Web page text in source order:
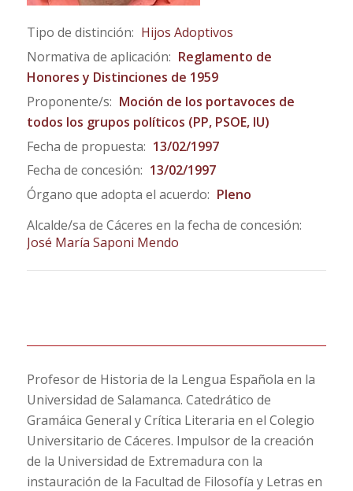
Tipo de distinción: Hijos Adoptivos
Normativa de aplicación: Reglamento de
Honores y Distinciones de 1959
Proponente/s: Moción de los portavoces de
todos los grupos políticos (PP, PSOE, IU)
Fecha de propuesta: 13/02/1997
Fecha de concesión: 13/02/1997
Órgano que adopta el acuerdo: Pleno
Alcalde/sa de Cáceres en la fecha de concesión:
José María Saponi Mendo
Profesor de Historia de la Lengua Española en la
Universidad de Salamanca. Catedrático de
Gramáica General y Crítica Literaria en el Colegio
Universitario de Cáceres. Impulsor de la creación
de la Universidad de Extremadura con la
instauración de la Facultad de Filosofía y Letras en